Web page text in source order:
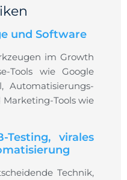
und Software
im Growth
Tools wie Google
Automatisierungs-
Tools wie
Testing, virales
Technik,